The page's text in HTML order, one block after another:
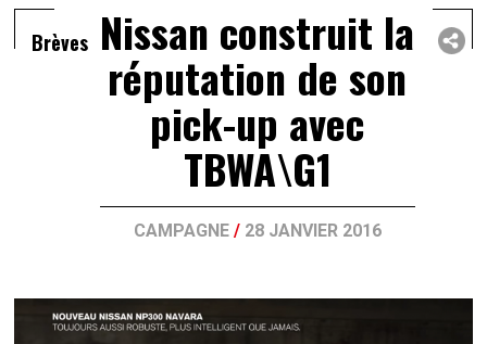
Brèves Nissan construit la
réputation de son
pick-up avec
TBWA\G1
CAMPAGNE/ 28 JANVIER 2016